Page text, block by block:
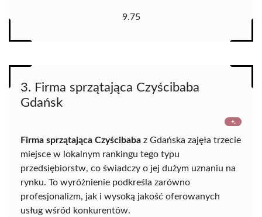
9.75
3. Firma sprzątająca Czyścibaba
Gdańsk
Firma sprzątająca Czyścibaba z Gdańska zajęła trzecie
miejsce w lokalnym rankingu tego typu
przedsiębiorstw, co świadczy o jej dużym uznaniu na
rynku. To wyróżnienie podkreśla zarówno
profesjonalizm, jak i wysoką jakość oferowanych
usług wśród konkurentów.